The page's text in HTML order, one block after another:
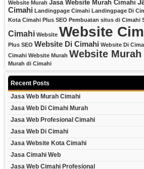
Website Murah Jasa Website Murah Cimahi
Cimahi Landingpage Cimahi Landingpage Di
Kota Cimahi Plus SEO Pembuatan situs di Cimahi
Cimahi Website Website
Plus SEO Website Di Cimahi Website Di
Cimahi Website Murah Website
Murah di Cimahi
Recent Posts
Jasa Web Murah Cimahi
Jasa Web Di Cimahi Murah
Jasa Web Profesional Cimahi
Jasa Web Di Cimahi
Jasa Website Kota Cimahi
Jasa Cimahi Web
Jasa Web Cimahi Profesional